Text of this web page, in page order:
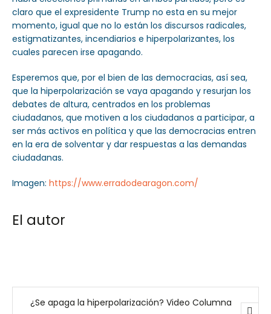
claro que el expresidente Trump no esta en su mejor
momento, igual que no lo están los discursos radicales,
estigmatizantes, incendiarios e hiperpolarizantes, los
cuales parecen irse apagando.
Esperemos que, por el bien de las democracias, así sea,
que la hiperpolarización se vaya apagando y resurjan los
debates de altura, centrados en los problemas
ciudadanos, que motiven a los ciudadanos a participar, a
ser más activos en política y que las democracias entren
en la era de solventar y dar respuestas a las demandas
ciudadanas.
Imagen: https://www.erradodearagon.com/
El autor
¿Se apaga la hiperpolarización? Video Columna